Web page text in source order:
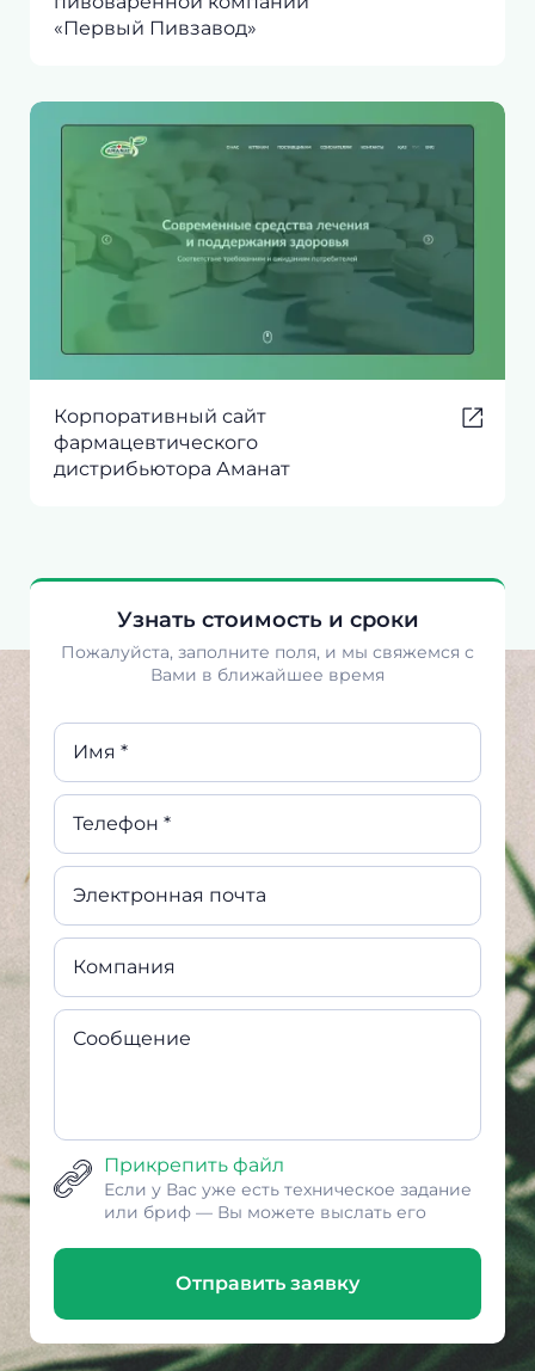
«Первый Пивзавод»
Корпоративный сайт
фармацевтического
дистрибьютора Аманат
Узнать стоимость и сроки
Пожалуйста, заполните поля, и мы свяжемся с
Вами в ближайшее время
Имя *
Телефон *
Электронная почта
Компания
Сообщение
Прикрепить файл
Если у Вас уже есть техническое задание
или бриф — Вы можете выслать его
Отправить заявку